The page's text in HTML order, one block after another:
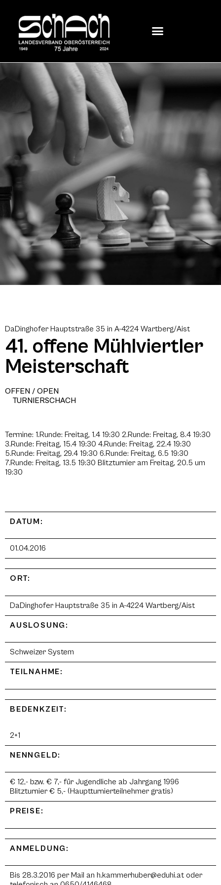
DaDinghofer Hauptstraße 35 in A-4224 Wartberg/Aist
41. offene Mühlviertler
Meisterschaft
OFFEN / OPEN
TURNIERSCHACH
Termine: 1.Runde: Freitag, 1.4 19:30 2.Runde: Freitag, 8.4 19:30
3.Runde: Freitag, 15.4 19:30 4.Runde: Freitag, 22.4 19:30
5.Runde: Freitag, 29.4 19:30 6.Runde: Freitag, 6.5 19:30
7.Runde: Freitag, 13.5 19:30 Blitzturnier am Freitag, 20.5 um
19:30
DATUM:
01.04.2016
ORT:
DaDinghofer Hauptstraße 35 in A-4224 Wartberg/Aist
AUSLOSUNG:
Schweizer System
TEILNAHME:
BEDENKZEIT:
2+1
NENNGELD:
€ 12,- bzw. € 7,- für Jugendliche ab Jahrgang 1996
Blitzturnier € 5,- (Hauptturnierteilnehmer gratis)
PREISE:
ANMELDUNG:
Bis 28.3.2016 per Mail an h.kammerhuber@eduhi.at oder